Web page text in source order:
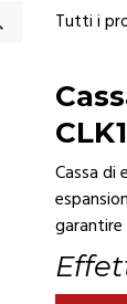
Tutti i
Cassa di